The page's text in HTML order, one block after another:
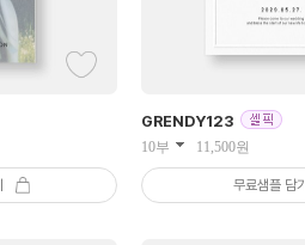
GRENDY123
10부 11,500원
무료샘플 담기